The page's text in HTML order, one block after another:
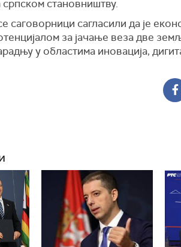
становништву.
саговорници сагласили да је
за јачање веза две
у областима иновација,